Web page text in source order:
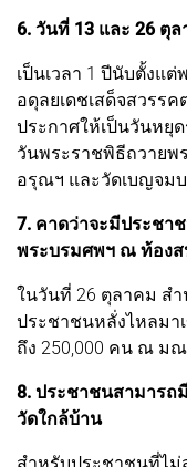
6. วันที่ 13 และ 26 ตุ
เป็นเวลา 1 ปีนับตั้งแ
อดุลยเดชเสด็จสวรร
ประกาศให้เป็นวันหยุ
วันพระราชพิธีถวายพ
อรุณฯ และวัดเบญจม
7. คาดว่าจะมีประชา
พระบรมศพฯ ณ ท้อง
ในวันที่ 26 ตุลาคม ส
ประชาชนหลั่งไหลมา
ถึง 250,000 คน ณ ม
8. ประชาชนสามารถ
วัดใกล้บ้าน